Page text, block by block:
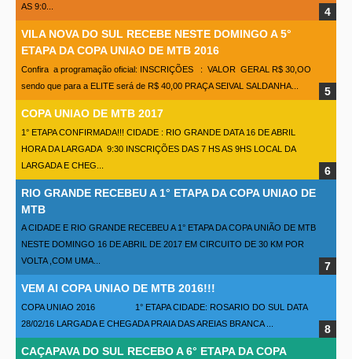
AS 9:0...
VILA NOVA DO SUL RECEBE NESTE DOMINGO A 5°
ETAPA DA COPA UNIAO DE MTB 2016
Confira a programação oficial: INSCRIÇÕES : VALOR GERAL R$ 30,OO
sendo que para a ELITE será de R$ 40,00 PRAÇA SEIVAL SALDANHA...
COPA UNIAO DE MTB 2017
1° ETAPA CONFIRMADA!!! CIDADE : RIO GRANDE DATA 16 DE ABRIL
HORA DA LARGADA 9:30 INSCRIÇÕES DAS 7 HS AS 9HS LOCAL DA
LARGADA E CHEG...
RIO GRANDE RECEBEU A 1° ETAPA DA COPA UNIAO DE
MTB
A CIDADE E RIO GRANDE RECEBEU A 1° ETAPA DA COPA UNIÃO DE MTB
NESTE DOMINGO 16 DE ABRIL DE 2017 EM CIRCUITO DE 30 KM POR
VOLTA ,COM UMA...
VEM AI COPA UNIAO DE MTB 2016!!!
COPA UNIAO 2016 1° ETAPA CIDADE: ROSARIO DO SUL DATA
28/02/16 LARGADA E CHEGADA PRAIA DAS AREIAS BRANCA ...
CAÇAPAVA DO SUL RECEBO A 6° ETAPA DA COPA